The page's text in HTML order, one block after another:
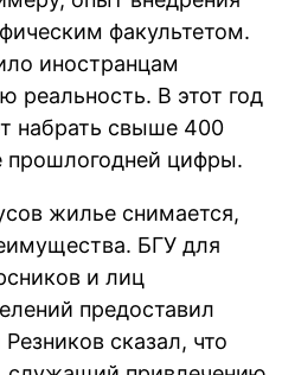
факультетом.
иностранцам
реальность. В этот год
набрать свыше 400
прошлогодней цифры.
жилье снимается,
БГУ для
и лиц
предоставил
сказал, что